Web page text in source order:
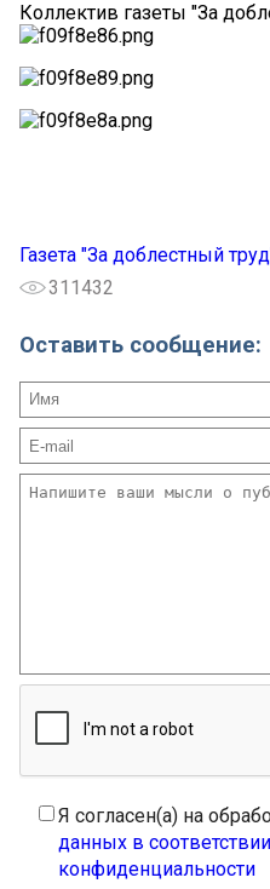
Коллектив газеты "За
Газета "За доблестный
311432
Оставить сообщение:
Я согласен(а) на
данных в
конфиденциальности